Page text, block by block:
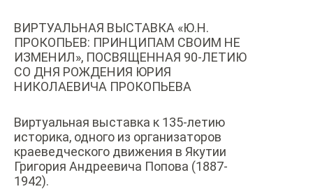
ВИРТУАЛЬНАЯ ВЫСТАВКА «Ю.Н.
ПРОКОПЬЕВ: ПРИНЦИПАМ СВОИМ НЕ
ИЗМЕНИЛ», ПОСВЯЩЕННАЯ 90-ЛЕТИЮ
СО ДНЯ РОЖДЕНИЯ ЮРИЯ
НИКОЛАЕВИЧА ПРОКОПЬЕВА
Виртуальная выставка к 135-летию
историка, одного из организаторов
краеведческого движения в Якутии
Григория Андреевича Попова (1887-
1942).